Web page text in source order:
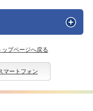
ップページへ戻る
マートフォン